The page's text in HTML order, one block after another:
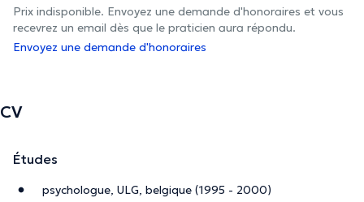
Prix indisponible. Envoyez une demande d'honoraires et vous
recevrez un email dès que le praticien aura répondu.
Envoyez une demande d'honoraires
CV
Études
psychologue, ULG, belgique (1995 - 2000)